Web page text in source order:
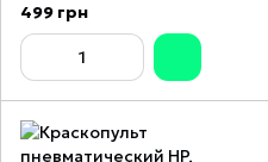
499 грн